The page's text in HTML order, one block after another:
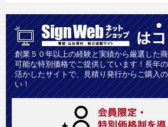
創業５０年以上の経験と実績から厳選した
可能な特別価格でご提供しています！長年
活かしたサイトで、見積り発行からご購入
い！